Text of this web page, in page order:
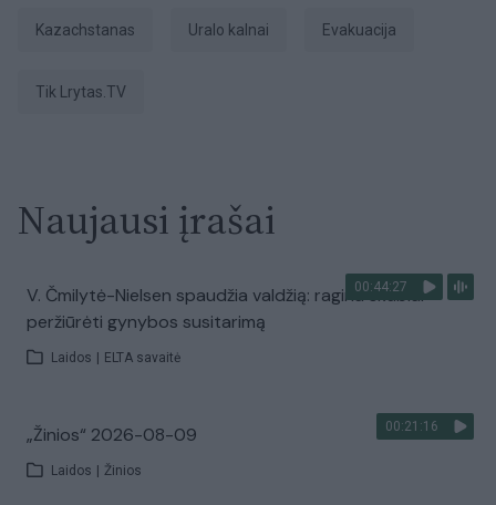
Kazachstanas Uralo kalnai evakuacija
tik Lrytas.TV
Naujausi įrašai
00:44:27
V. Čmilytė-Nielsen spaudžia valdžią: ragina skubiai
peržiūrėti gynybos susitarimą
Laidos ELTA savaitė
00:21:16
„Žinios“ 2026-08-09
Laidos Žinios